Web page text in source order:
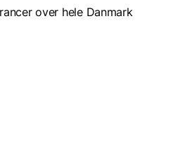
over hele Danmark